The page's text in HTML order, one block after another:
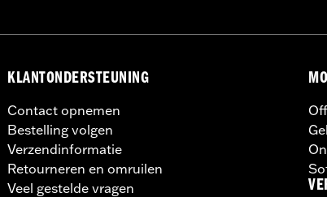
KLANTONDERSTEUNING
Contact opnemen
Bestelling volgen
Verzendinformatie
Retourneren en omruilen
Veel gestelde vragen